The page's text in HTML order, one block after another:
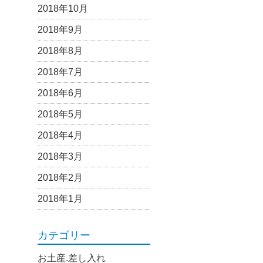
2018年10月
2018年9月
2018年8月
2018年7月
2018年6月
2018年5月
2018年4月
2018年3月
2018年2月
2018年1月
カテゴリー
お土産.差し入れ